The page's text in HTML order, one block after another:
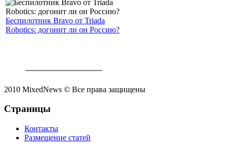
Беспилотник Bravo от Triada
Robotics: догонит ли он Россию?
2010 MixedNews © Все права защищены
Страницы
Контакты
Размещение статей